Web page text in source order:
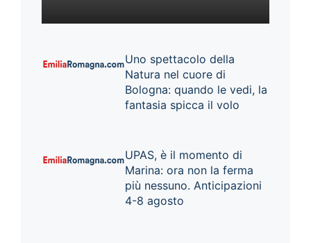
Uno spettacolo della
Natura nel cuore di
Bologna: quando le vedi, la
fantasia spicca il volo
UPAS, è il momento di
Marina: ora non la ferma
più nessuno. Anticipazioni
4-8 agosto